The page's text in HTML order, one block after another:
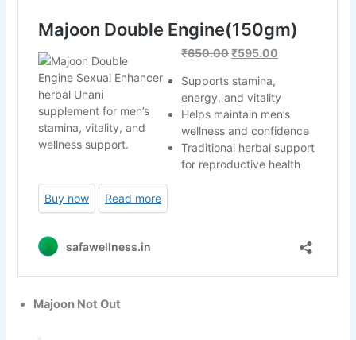
Majoon Not Out